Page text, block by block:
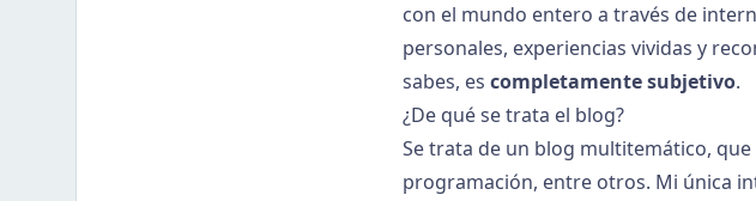
con el mundo entero a través de
personales, experiencias vividas y
sabes, es completamente subjetivo.
¿De qué se trata el blog?
Se trata de un blog multitemático,
programación, entre otros. Mi única